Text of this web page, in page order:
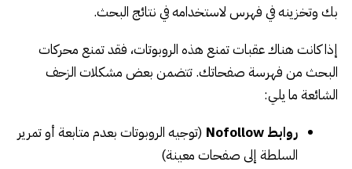
بك وتخزينه في فهرس لاستخدامه في نتائج البحث.
إذا كانت هناك عقبات تمنع هذه الروبوتات، فقد تمنع محركات
البحث من فهرسة صفحاتك. تتضمن بعض مشكلات الزحف
الشائعة ما يلي:
روابط Nofollow
(توجيه الروبوتات بعدم متابعة أو تمرير
السلطة إلى صفحات معينة)